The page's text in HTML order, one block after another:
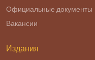
Официальные документы
Вакансии
Издания